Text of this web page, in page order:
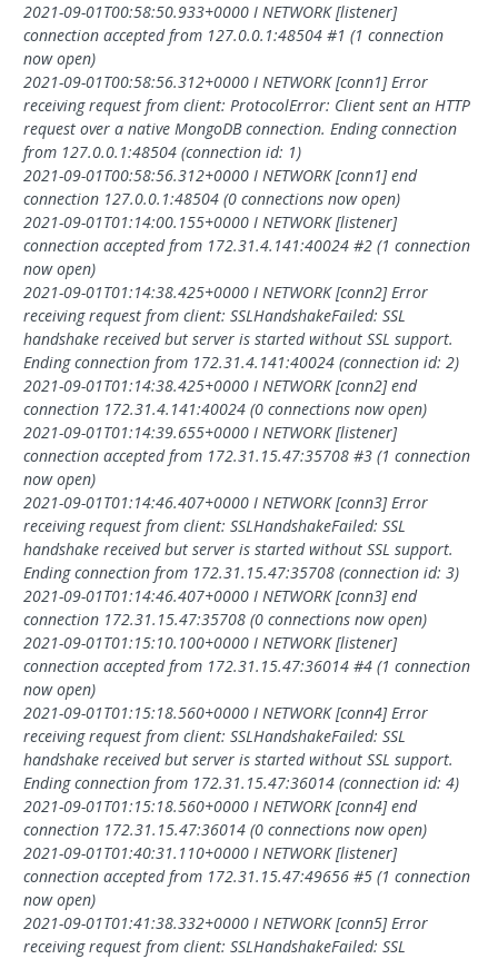
2021-09-01T00:58:50.933+0000 I NETWORK [listener]
connection accepted from 127.0.0.1:48504 #1 (1 connection
now open)
2021-09-01T00:58:56.312+0000 I NETWORK [conn1] Error
receiving request from client: ProtocolError: Client sent an HTTP
request over a native MongoDB connection. Ending connection
from 127.0.0.1:48504 (connection id: 1)
2021-09-01T00:58:56.312+0000 I NETWORK [conn1] end
connection 127.0.0.1:48504 (0 connections now open)
2021-09-01T01:14:00.155+0000 I NETWORK [listener]
connection accepted from 172.31.4.141:40024 #2 (1 connection
now open)
2021-09-01T01:14:38.425+0000 I NETWORK [conn2] Error
receiving request from client: SSLHandshakeFailed: SSL
handshake received but server is started without SSL support.
Ending connection from 172.31.4.141:40024 (connection id: 2)
2021-09-01T01:14:38.425+0000 I NETWORK [conn2] end
connection 172.31.4.141:40024 (0 connections now open)
2021-09-01T01:14:39.655+0000 I NETWORK [listener]
connection accepted from 172.31.15.47:35708 #3 (1 connection
now open)
2021-09-01T01:14:46.407+0000 I NETWORK [conn3] Error
receiving request from client: SSLHandshakeFailed: SSL
handshake received but server is started without SSL support.
Ending connection from 172.31.15.47:35708 (connection id: 3)
2021-09-01T01:14:46.407+0000 I NETWORK [conn3] end
connection 172.31.15.47:35708 (0 connections now open)
2021-09-01T01:15:10.100+0000 I NETWORK [listener]
connection accepted from 172.31.15.47:36014 #4 (1 connection
now open)
2021-09-01T01:15:18.560+0000 I NETWORK [conn4] Error
receiving request from client: SSLHandshakeFailed: SSL
handshake received but server is started without SSL support.
Ending connection from 172.31.15.47:36014 (connection id: 4)
2021-09-01T01:15:18.560+0000 I NETWORK [conn4] end
connection 172.31.15.47:36014 (0 connections now open)
2021-09-01T01:40:31.110+0000 I NETWORK [listener]
connection accepted from 172.31.15.47:49656 #5 (1 connection
now open)
2021-09-01T01:41:38.332+0000 I NETWORK [conn5] Error
receiving request from client: SSLHandshakeFailed: SSL